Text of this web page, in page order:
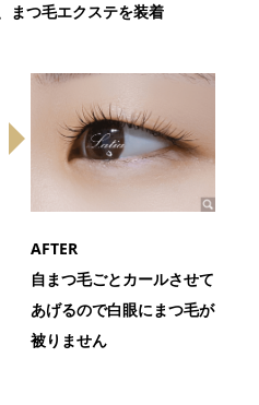
まつ毛エクステを装着
AFTER
自まつ毛ごとカールさせて
あげるので白眼にまつ毛が
被りません